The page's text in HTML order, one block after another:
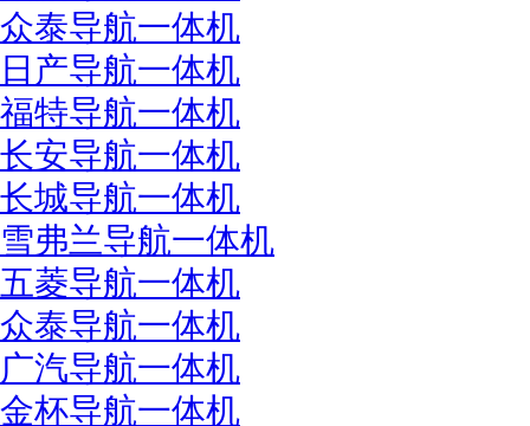
众泰导航一体机
日产导航一体机
福特导航一体机
长安导航一体机
长城导航一体机
雪弗兰导航一体机
五菱导航一体机
众泰导航一体机
广汽导航一体机
金杯导航一体机